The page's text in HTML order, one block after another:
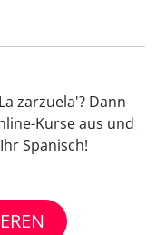
zarzuela'? Dann
Kurse aus und
Spanisch!